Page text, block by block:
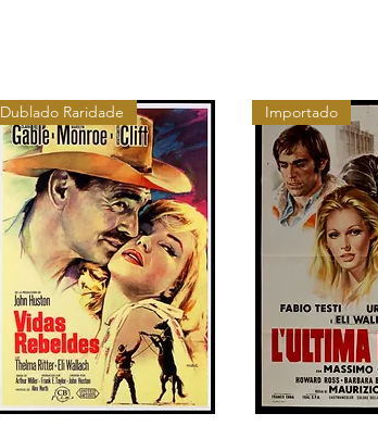
Dublado Raridade Importado